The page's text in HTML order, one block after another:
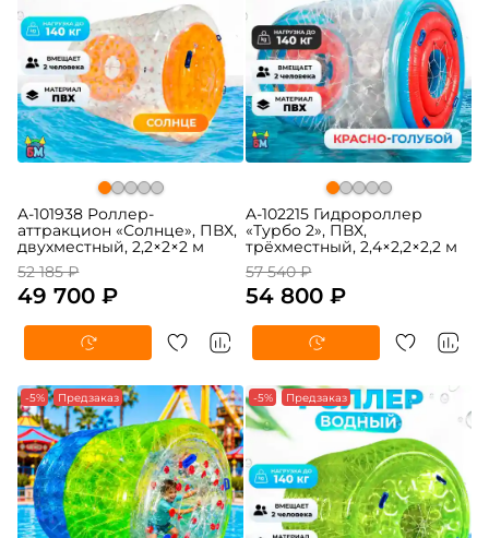
A-101938 Роллер-
аттракцион «Солнце», ПВХ,
двухместный, 2,2×2×2 м
52 185 ₽
49 700 ₽
A-102215 Гидророллер
«Турбо 2», ПВХ,
трёхместный, 2,4×2,2×2,2 м
57 540 ₽
54 800 ₽
-5% Предзаказ -5% Предзаказ